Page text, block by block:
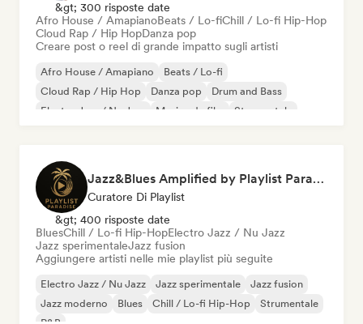
&gt; 300 risposte date
Afro House / AmapianoBeats / Lo-fiChill / Lo-fi Hip-Hop
Cloud Rap / Hip HopDanza pop
Creare post o reel di grande impatto sugli artisti
Afro House / Amapiano
Beats / Lo-fi
Cloud Rap / Hip Hop
Danza pop
Drum and Bass
Electro Jazz / Nu Jazz
Musica da film Strumentale
Jazz&Blues Amplified by Playlist Paradise
Curatore Di Playlist
&gt; 400 risposte date
BluesChill / Lo-fi Hip-HopElectro Jazz / Nu Jazz
Jazz sperimentaleJazz fusion
Aggiungere artisti nelle mie playlist più seguite
Electro Jazz / Nu Jazz Jazz sperimentale
Jazz fusion
Jazz moderno
Blues Chill / Lo-fi Hip-Hop
Strumentale